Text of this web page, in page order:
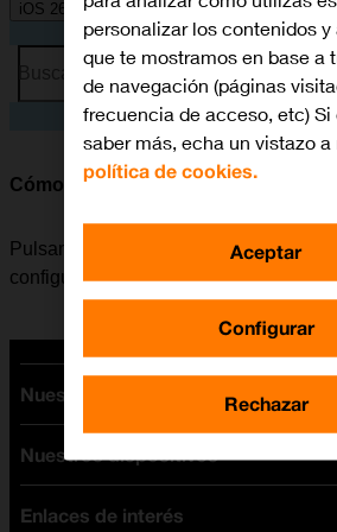
iOS 26
Busca por problema o tema
Cómo seleccionar los ajustes del
Pulsando el botón de acción en el
configurar la función que se desea
Nuestras tarifas
Tarifas Orange
Tarifas fibra y móvil
Nuestros dispositivos
Ofertas en móviles
Enlaces de interés
personalizar los contenidos
que te mostramos en base a
de navegación (páginas
frecuencia de acceso, etc) Si
saber más, echa un vistazo a
política de cookies.
Configurar
Rechazar
Aceptar